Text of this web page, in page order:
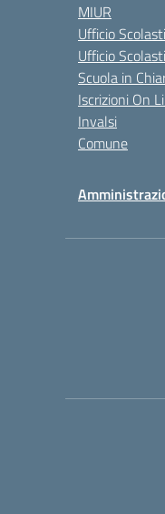
MIUR
Ufficio
Ufficio
Scuola in
Iscrizioni On
Invalsi
Comune